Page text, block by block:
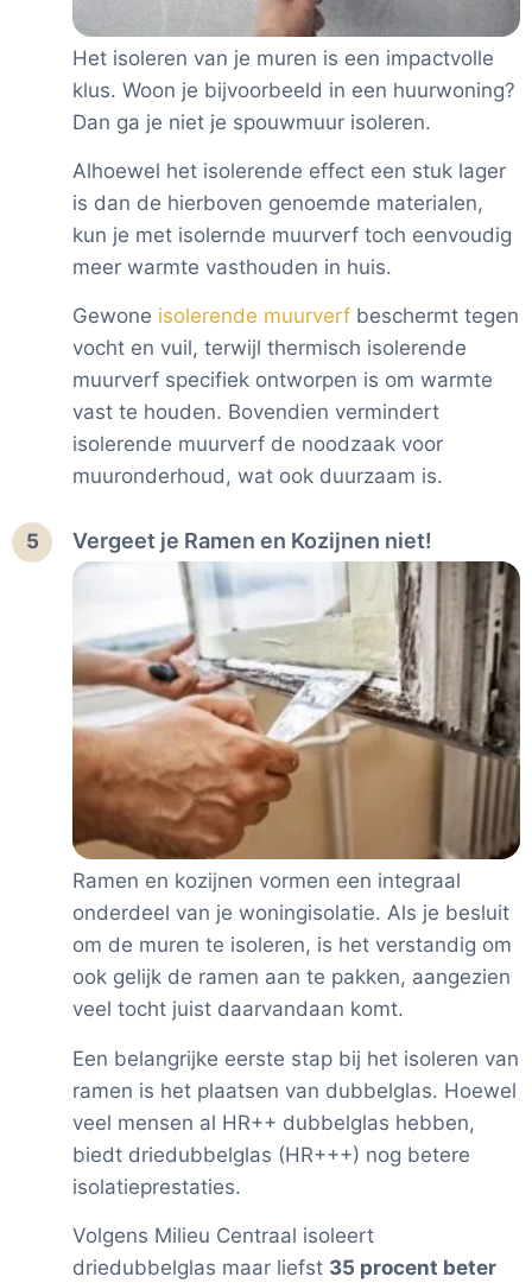
Het isoleren van je muren is een impactvolle
klus. Woon je bijvoorbeeld in een huurwoning?
Dan ga je niet je spouwmuur isoleren.
Alhoewel het isolerende effect een stuk lager
is dan de hierboven genoemde materialen,
kun je met isolernde muurverf toch eenvoudig
meer warmte vasthouden in huis.
Gewone isolerende muurverf beschermt tegen
vocht en vuil, terwijl thermisch isolerende
muurverf specifiek ontworpen is om warmte
vast te houden. Bovendien vermindert
isolerende muurverf de noodzaak voor
muuronderhoud, wat ook duurzaam is.
5 Vergeet je Ramen en Kozijnen niet!
Ramen en kozijnen vormen een integraal
onderdeel van je woningisolatie. Als je besluit
om de muren te isoleren, is het verstandig om
ook gelijk de ramen aan te pakken, aangezien
veel tocht juist daarvandaan komt.
Een belangrijke eerste stap bij het isoleren van
ramen is het plaatsen van dubbelglas. Hoewel
veel mensen al HR++ dubbelglas hebben,
biedt driedubbelglas (HR+++) nog betere
isolatieprestaties.
Volgens Milieu Centraal isoleert
driedubbelglas maar liefst 35 procent beter